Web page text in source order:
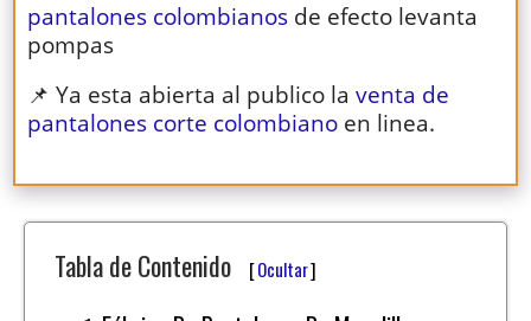
pantalones colombianosde efecto levanta
pompas
📌 Ya esta abierta al publico la venta de
pantalones corte colombianoen linea.
Tabla de Contenido [Ocultar]